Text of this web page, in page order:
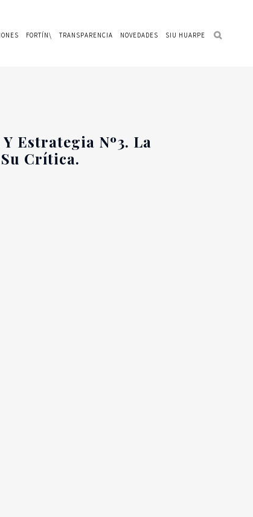
FORTÍN\ TRANSPARENCIA NOVEDADES SIU HUARPE
Estrategia Nº3. La
Crítica.